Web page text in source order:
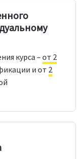
курса – от 2
и от 2